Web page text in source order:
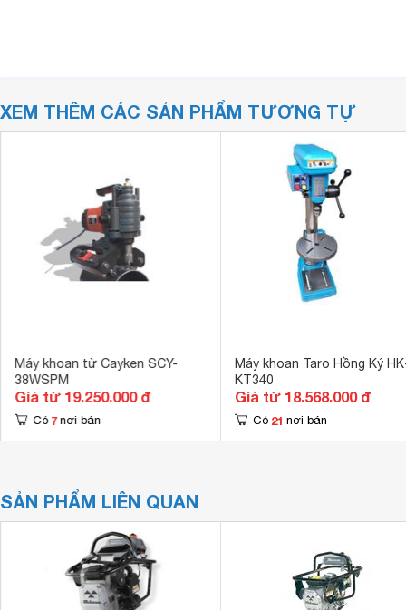
XEM THÊM CÁC SẢN PHẨM TƯƠNG TỰ
Máy khoan từ Cayken SCY-
38WSPM
Giá từ 19.250.000 đ
Có 7 nơi bán
Máy khoan Taro Hồng Ký
KT340
Giá từ 18.568.000 đ
Có 21 nơi bán
SẢN PHẨM LIÊN QUAN